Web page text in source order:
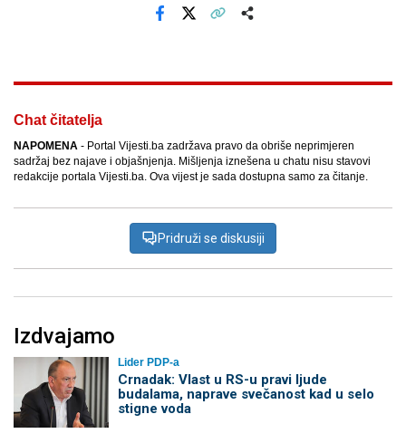
Chat čitatelja
NAPOMENA - Portal Vijesti.ba zadržava pravo da obriše neprimjeren
sadržaj bez najave i objašnjenja. Mišljenja iznešena u chatu nisu stavovi
redakcije portala Vijesti.ba. Ova vijest je sada dostupna samo za čitanje.
Pridruži se diskusiji
Izdvajamo
Lider PDP-a
Crnadak: Vlast u RS-u pravi ljude
budalama, naprave svečanost kad u selo
stigne voda